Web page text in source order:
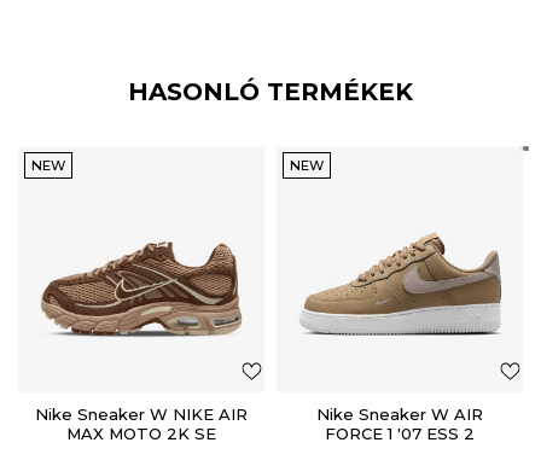
HASONLÓ TERMÉKEK
NEW
Nike Sneaker W NIKE AIR
MAX MOTO 2K SE
NEW
Nike Sneaker W AIR
FORCE 1 '07 ESS 2